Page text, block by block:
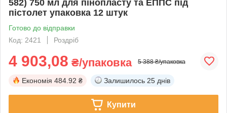
582) 750 мл для пінопласту та ЕППС під
пістолет упаковка 12 штук
Готово до відправки
Код: 2421
Роздріб
4 903,08 ₴/упаковка 5 388 ₴/упаковка
Економія 484.92 ₴ Залишилось 25 днів
Купити